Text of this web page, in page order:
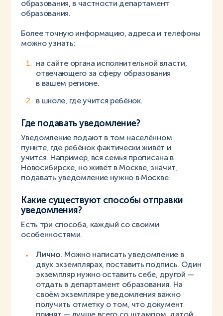
образования, в частности департамент
образования.
Более точную информацию, адреса и телефоны
можно узнать:
на сайте органа исполнительной власти,
отвечающего за сферу образования
в вашем регионе.
в школе, где учится ребёнок.
Где подавать уведомление?
Уведомление подают в том населённом
пункте, где ребёнок фактически живёт и
учится. Например, вся семья прописана в
Новосибирске, но живёт в Москве, значит,
подавать уведомление нужно в Москве.
Какие существуют способы отправки
уведомления?
Есть три способа, каждый со своими
особенностями.
Лично.Можно написать уведомление в
двух экземплярах, поставить подпись. Один
экземпляр нужно оставить себе, другой —
отдать в департамент образования. На
своём экземпляре уведомления важно
получить отметку о том, что документ